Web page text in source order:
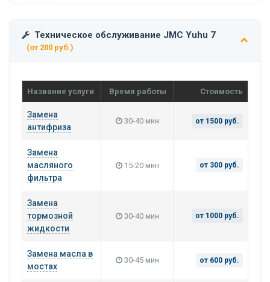
Техническое обслуживание JMC Yuhu 7
(от 200 руб.)
Название услуги Время работы Стоимость
Замена
антифриза
30-40 мин от 1500 руб.
Замена
масляного
фильтра
15-20 мин от 300 руб.
Замена
тормозной
жидкости
30-40 мин от 1000 руб.
Замена масла в
мостах
30-45 мин от 600 руб.